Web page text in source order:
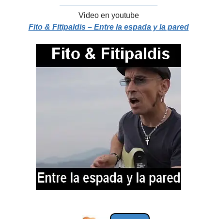
———————————————–
Video en youtube
Fito & Fitipaldis – Entre la espada y la pared